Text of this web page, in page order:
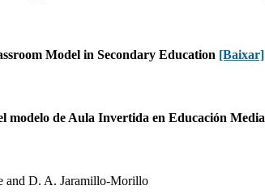
Model in Secondary Education [Baixar]
modelo de Aula Invertida en Educación Media
and D. A. Jaramillo-Morillo